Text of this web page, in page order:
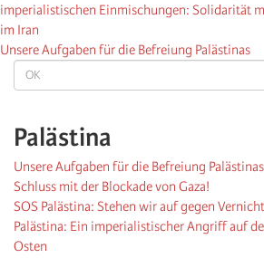
OK
Palästina
Unsere Aufgaben für die Befreiung Palästinas
Schluss mit der Blockade von Gaza!
SOS Palästina: Stehen wir auf gegen
Palästina: Ein imperialistischer Angriff auf
Osten
imperialistischen Einmischungen: Solidarität
im Iran
Unsere Aufgaben für die Befreiung Palästinas